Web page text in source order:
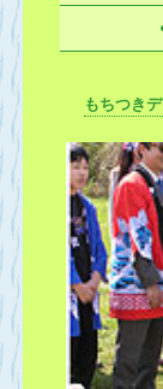
もちつき